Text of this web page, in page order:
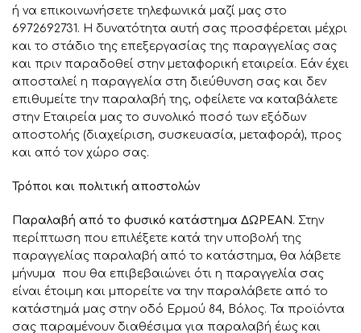
ή να επικοινωνήσετε τηλεφωνικά μαζί μας στο
6972692731. Η δυνατότητα αυτή σας προσφέρεται μέχρι
και το στάδιο της επεξεργασίας της παραγγελίας σας
και πριν παραδοθεί στην μεταφορική εταιρεία. Εάν έχει
αποσταλεί η παραγγελία στη διεύθυνση σας και δεν
επιθυμείτε την παραλαβή της, οφείλετε να καταβάλετε
στην Εταιρεία μας το συνολικό ποσό των εξόδων
αποστολής (διαχείριση, συσκευασία, μεταφορά), προς
και από τον χώρο σας.
Τρόποι και πολιτική αποστολών
Παραλαβή από το φυσικό κατάστημα ΔΩΡΕΑΝ. Στην
περίπτωση που επιλέξετε κατά την υποβολή της
παραγγελίας παραλαβή από το κατάστημα, θα λάβετε
μήνυμα που θα επιβεβαιώνει ότι η παραγγελία σας
είναι έτοιμη και μπορείτε να την παραλάβετε από το
κατάστημά μας στην οδό Ερμού 84, Βόλος. Τα προϊόντα
σας παραμένουν διαθέσιμα για παραλαβή έως και